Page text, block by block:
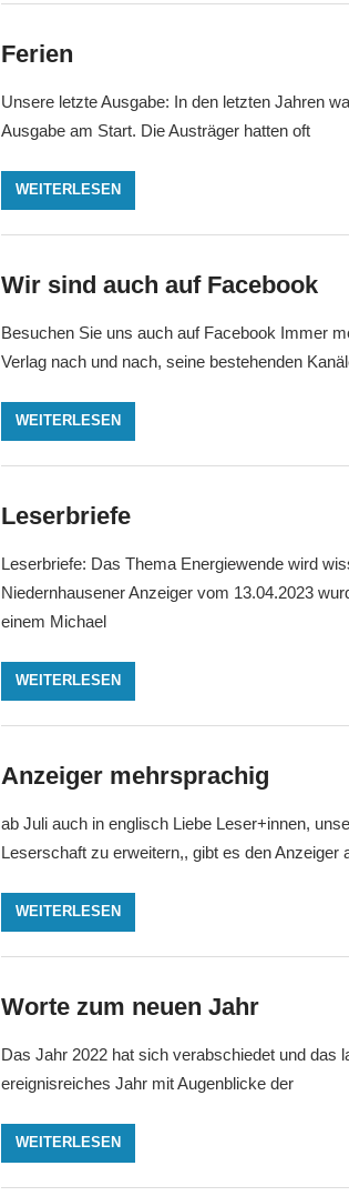
Ferien
Unsere letzte Ausgabe: In den letzten Jahren
Ausgabe am Start. Die Austräger hatten oft
WEITERLESEN
Wir sind auch auf Facebook
Besuchen Sie uns auch auf Facebook Immer
Verlag nach und nach, seine bestehenden
WEITERLESEN
Leserbriefe
Leserbriefe: Das Thema Energiewende wird
Niedernhausener Anzeiger vom 13.04.2023
einem Michael
WEITERLESEN
Anzeiger mehrsprachig
ab Juli auch in englisch Liebe Leser+innen,
Leserschaft zu erweitern,, gibt es den Anzeiger
WEITERLESEN
Worte zum neuen Jahr
Das Jahr 2022 hat sich verabschiedet und das
ereignisreiches Jahr mit Augenblicke der
WEITERLESEN